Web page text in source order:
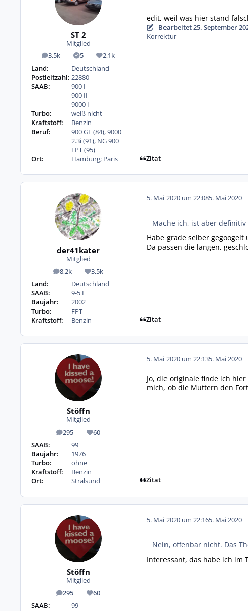
ST 2
Mitglied
3,5k
Beiträge 5
Lösungen2,1k
Reputation
Land:
Deutschland
Postleitzahl: 22880
SAAB:
900 I
900 II
9000 I
Turbo:
weiß nicht
Kraftstoff:
Benzin
Beruf:
900 GL (84), 9000
2.3i (91), NG 900
FPT (95)
Ort:
Hamburg; Paris
edit, weil was hier stand
Bearbeitet25. September
Korrektur
Zitat
der41kater
Mitglied
8,2k
Beiträge 3,5k
Reputation
Land:
Deutschland
SAAB:
9-5 I
Baujahr:
2002
Turbo:
FPT
Kraftstoff:
Benzin
5. Mai 2020 um 22:085. Mai 2020
Mache ich, ist aber
Habe grade selber
Da passen die langen,
Zitat
Stöffn
Mitglied
295
Beiträge 60
Reputation
SAAB:
99
Baujahr:
1976
Turbo:
ohne
Kraftstoff:
Benzin
Ort:
Stralsund
5. Mai 2020 um 22:135. Mai 2020
Jo, die originale finde ich
mich, ob die Muttern den
Zitat
Stöffn
Mitglied
295
Beiträge 60
Reputation
SAAB:
99
5. Mai 2020 um 22:165. Mai 2020
Nein, offenbar nicht. Das
Interessant, das habe ich im